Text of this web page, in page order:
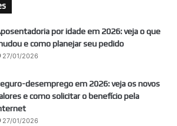
por idade em 2026: veja o que
e como planejar seu pedido
27/01/2026
desemprego em 2026: veja os novos
e como solicitar o benefício pela
27/01/2026